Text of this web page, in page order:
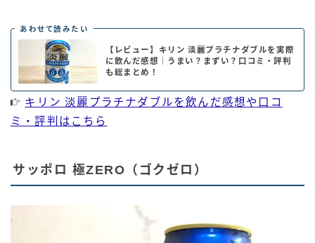
あわせて読みたい
【レビュー】キリン 淡麗プラチナダブルを実際
に飲んだ感想｜うまい？まずい？口コミ・評判
も総まとめ！
キリン 淡麗プラチナダブルを飲んだ感想や口コ
ミ・評判はこちら
サッポロ 極ZERO（ゴクゼロ）